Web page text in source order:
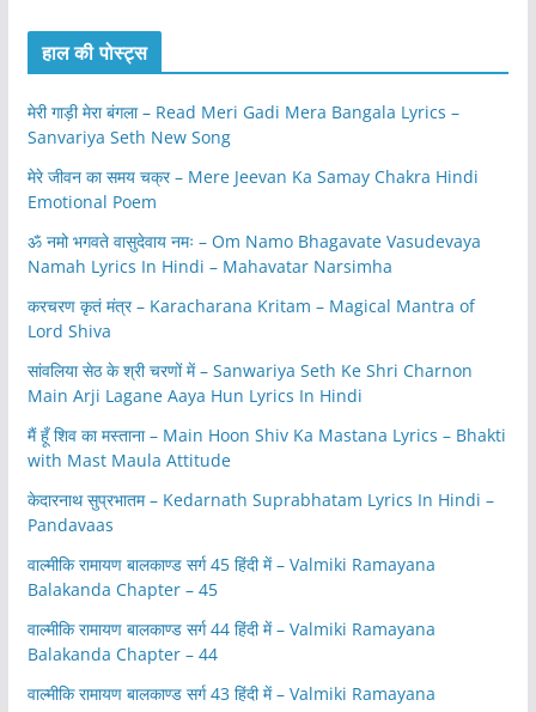
हाल की पोस्ट्स
मेरी गाड़ी मेरा बंगला – Read Meri Gadi Mera Bangala Lyrics –
Sanvariya Seth New Song
मेरे जीवन का समय चक्र – Mere Jeevan Ka Samay Chakra Hindi
Emotional Poem
ॐ नमो भगवते वासुदेवाय नमः – Om Namo Bhagavate Vasudevaya
Namah Lyrics In Hindi – Mahavatar Narsimha
करचरण कृतं मंत्र – Karacharana Kritam – Magical Mantra of
Lord Shiva
सांवलिया सेठ के श्री चरणों में – Sanwariya Seth Ke Shri Charnon
Main Arji Lagane Aaya Hun Lyrics In Hindi
मैं हूँ शिव का मस्ताना – Main Hoon Shiv Ka Mastana Lyrics – Bhakti
with Mast Maula Attitude
केदारनाथ सुप्रभातम – Kedarnath Suprabhatam Lyrics In Hindi –
Pandavaas
वाल्मीकि रामायण बालकाण्ड सर्ग 45 हिंदी में – Valmiki Ramayana
Balakanda Chapter – 45
वाल्मीकि रामायण बालकाण्ड सर्ग 44 हिंदी में – Valmiki Ramayana
Balakanda Chapter – 44
वाल्मीकि रामायण बालकाण्ड सर्ग 43 हिंदी में – Valmiki Ramayana